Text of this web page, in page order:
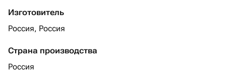
Изготовитель
Россия, Россия
Страна производства
Россия